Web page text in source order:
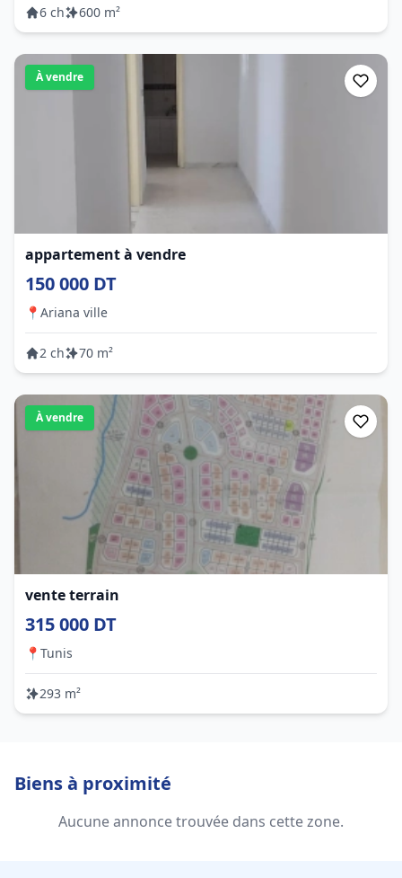
6 ch 600 m²
À vendre
appartement à vendre
150 000 DT
📍 Ariana ville
2 ch 70 m²
À vendre
vente terrain
315 000 DT
📍 Tunis
293 m²
Biens à proximité
Aucune annonce trouvée dans cette zone.